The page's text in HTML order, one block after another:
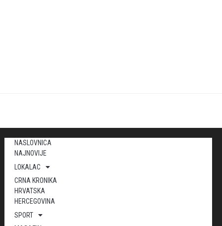
NASLOVNICA
NAJNOVIJE
LOKALAC
CRNA KRONIKA
HRVATSKA
HERCEGOVINA
SPORT